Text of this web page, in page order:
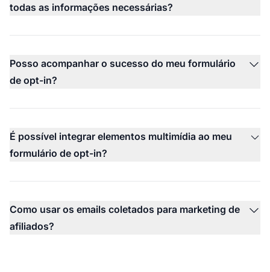
todas as informações necessárias?
Posso acompanhar o sucesso do meu formulário
de opt-in?
É possível integrar elementos multimídia ao meu
formulário de opt-in?
Como usar os emails coletados para marketing de
afiliados?